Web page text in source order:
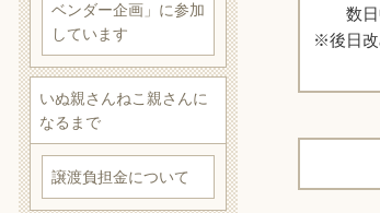
数
※後日改
ベンダー企画」に参加
しています
いぬ親さんねこ親さんに
なるまで
譲渡負担金について